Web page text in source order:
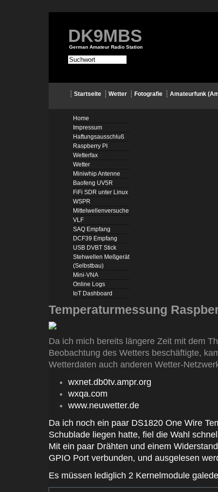
DK9MBS
German Amateur Radio Station
Startseite Wetter Fotografie Amateurfunk
Home
Impressum
Haftungsausschluß
Raspberry PI
Wetterfax
Wetter
Miniwhip Antenne
Baofeng UV5R
FiFi SDR unter Linux
WSPR
Mittelwellenversuche
VLF
SAQ Empfang
DCF39 Empfang
USB DVBT Stick
Stehwellen Meßgerät
(Selbstbau)
Mini-VNA
Online Logs
IoT Dashboard
Temperaturmessung
Da ich mich bereits längere Zeit mit dem
Beobachtung des Wetters beschäftigte,
Wetterdaten auch anderen Wetter-
wxnet.db0tv.ampr.org
wxqa.com
www.neuwetter.de
Da ich noch ein paar DS1820 One Wire
Schublade liegen hatte, fiel die Wahl
Mit ein paar Drähten und einem
GPIO Port verbunden, und ausgelesen
Es müssen lediglich 2 Kernelmodule